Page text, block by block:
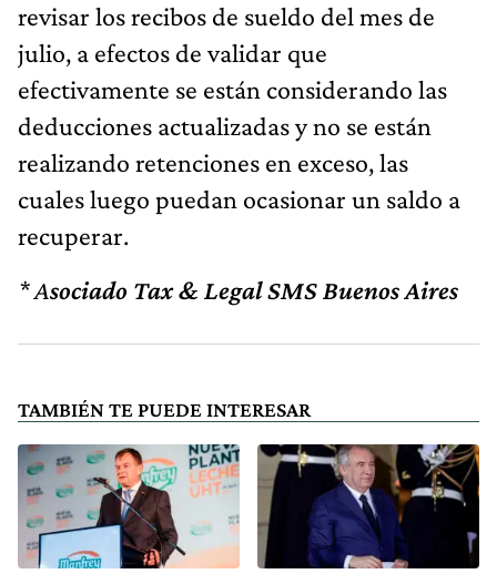
revisar los recibos de sueldo del mes de
julio, a efectos de validar que
efectivamente se están considerando las
deducciones actualizadas y no se están
realizando retenciones en exceso, las
cuales luego puedan ocasionar un saldo a
recuperar.
* Asociado Tax & Legal SMS Buenos Aires
TAMBIÉN TE PUEDE INTERESAR